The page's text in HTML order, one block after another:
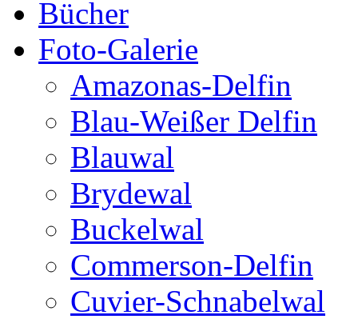
Bücher
Foto-Galerie
Amazonas-Delfin
Blau-Weißer Delfin
Blauwal
Brydewal
Buckelwal
Commerson-Delfin
Cuvier-Schnabelwal